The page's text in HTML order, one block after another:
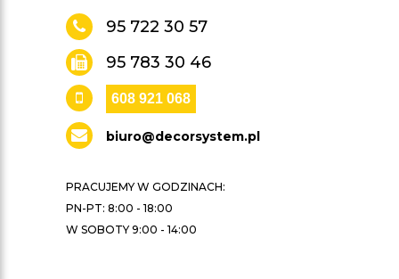
95 722 30 57
95 783 30 46
608 921 068
biuro@decorsystem.pl
PRACUJEMY W GODZINACH:
PN-PT: 8:00 - 18:00
W SOBOTY 9:00 - 14:00